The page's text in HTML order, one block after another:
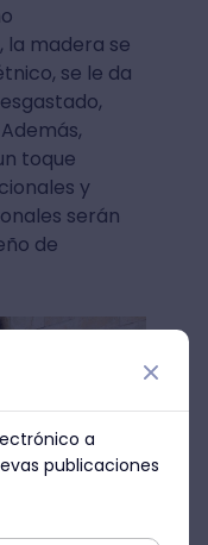
madera se
se le da
toque
y
serán
de
a
publicaciones